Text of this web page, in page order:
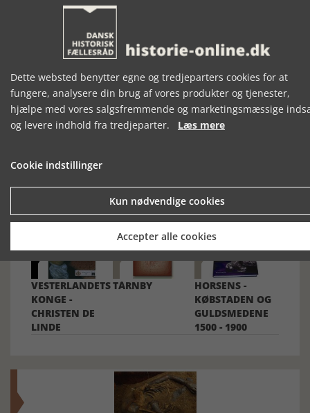
Bogen er ifølge forlagets pressemeddelelse indleveret som
[Historie-online.dk, den 22. februar 2023]
SE RELATEREDE ARTIKLER
VESTERLANDETS
KONGE -
CHRISTEN DE
LINDE
TÅRNBY
HORSENS -
KØBSTADEN OG
GULDSMEDENE
1500 - 1900
Dette websted benytter egne og tredjeparters cookies for at
fungere, analysere din brug af vores produkter og tjenester,
hjælpe med vores salgsfremmende og marketingsmæssige
og levere indhold fra tredjeparter. Læs mere
Cookie indstillinger
Kun nødvendige cookies
Accepter alle cookies